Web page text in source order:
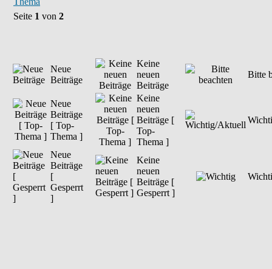
Seite 1 von 2
Neue
Beiträge
Keine
neuen
Beiträge
Bitte
Neue
Beiträge
[ Top-
Thema ]
Keine
neuen
Beiträge [
Top-
Thema ]
Neue
Beiträge
[
Gesperrt
]
Keine
neuen
Beiträge [
Gesperrt ]